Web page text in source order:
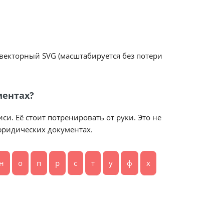
SVG (масштабируется без потери
Её стоит потренировать от руки. Это не
документах.
н о п р с т у ф х